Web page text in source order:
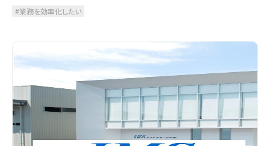
業務を効率化したい